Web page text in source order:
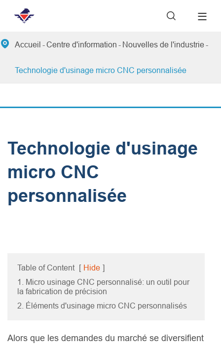

 Accueil Centre d'information Nouvelles de l'industrie
Technologie d'usinage micro CNC personnalisée
Technologie d'usinage
micro CNC
personnalisée
Table of Content [ Hide ]
1. Micro usinage CNC personnalisé: un outil pour
la fabrication de précision
2. Éléments d'usinage micro CNC personnalisés
Alors que les demandes du marché se diversifient